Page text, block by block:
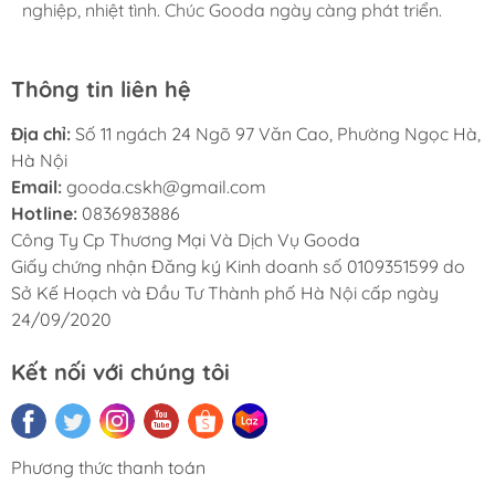
Nguyễn Thanh Hoài, Nguyễn Thanh Hiếu, Nguyễn Đỗ
Số trang: 546
Năm xuất bản: 2020
nghiệp, nhiệt tình. Chúc Gooda ngày càng phát triển.
nghiệp, nhiệt tình. Chúc Gooda ngày càng phát triển.
nghiệp, nhiệt tình. Chúc Gooda ngày càng phát triển.
Thông tin liên hệ
Địa chỉ: Số 11 ngách 24 Ngõ 97 Văn Cao, Phường Ngọc Hà,
Hà Nội
Email: gooda.cskh@gmail.com
Hotline: 0836983886
Công Ty Cp Thương Mại Và Dịch Vụ Gooda
Giấy chứng nhận Đăng ký Kinh doanh số 0109351599 do
Sở Kế Hoạch và Đầu Tư Thành phố Hà Nội cấp ngày
24/09/2020
Kết nối với chúng tôi
Phương thức thanh toán